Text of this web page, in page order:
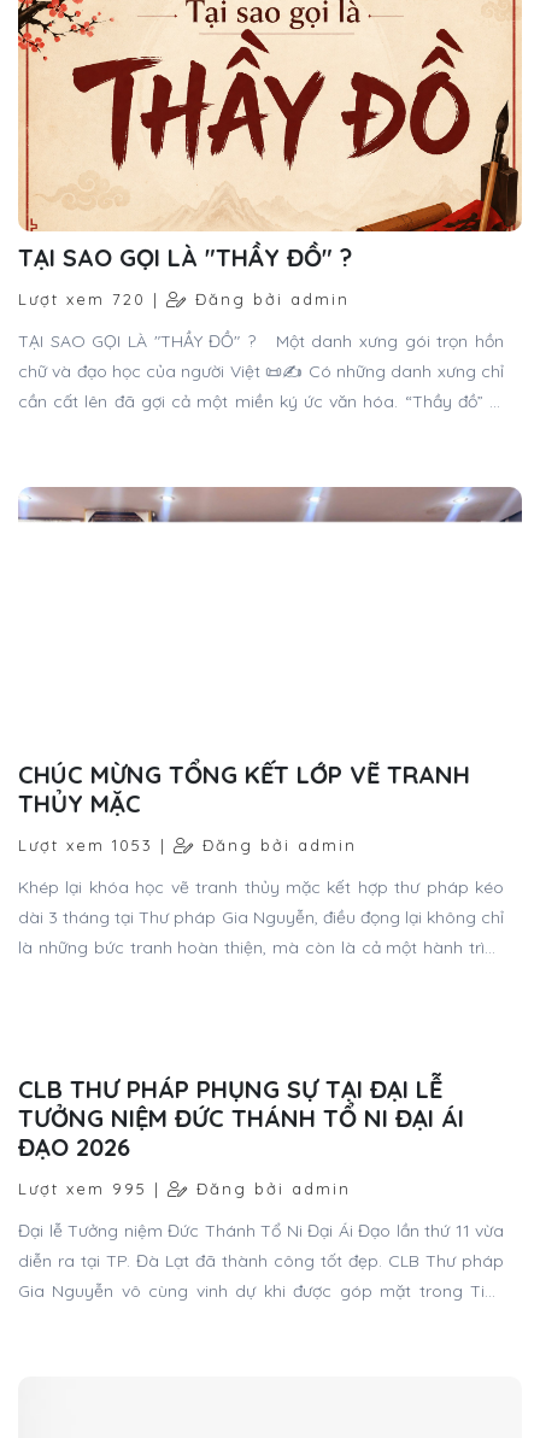
TẠI SAO GỌI LÀ "THẦY ĐỒ" ?
Lượt xem 720 | Đăng bởi admin
TẠI SAO GỌI LÀ "THẦY ĐỒ" ? Một danh xưng gói trọn hồn
chữ và đạo học của người Việt 📜✍️ Có những danh xưng chỉ
cần cất lên đã gợi cả một miền ký ức văn hóa. “Thầy đồ” là
CHÚC MỪNG TỔNG KẾT LỚP VẼ TRANH
THỦY MẶC
Lượt xem 1053 | Đăng bởi admin
Khép lại khóa học vẽ tranh thủy mặc kết hợp thư pháp kéo
dài 3 tháng tại Thư pháp Gia Nguyễn, điều đọng lại không chỉ
là những bức tranh hoàn thiện, mà còn là cả một hành trình